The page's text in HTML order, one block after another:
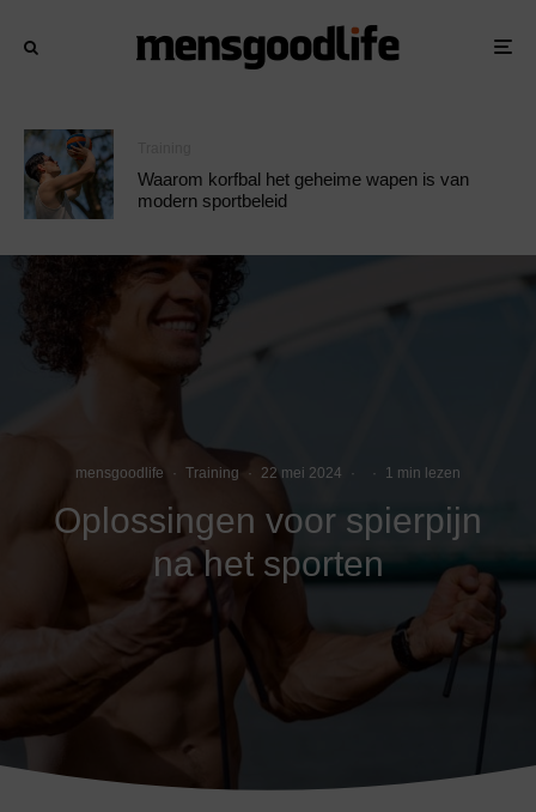
Waarom korfbal het geheime wapen is van
modern sportbeleid
mensgoodlife · Training · 22 mei 2024 · · 1 min lezen
Oplossingen voor spierpijn
na het sporten